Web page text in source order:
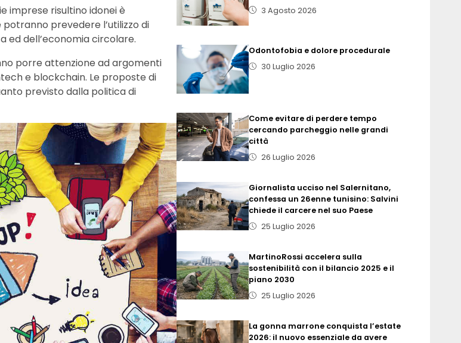
imprese risultino idonei è
potranno prevedere l’utilizzo di
ed dell’economia circolare.
porre attenzione ad argomenti
e blockchain. Le proposte di
previsto dalla politica di
3 Agosto 2026
Odontofobia e dolore procedurale
30 Luglio 2026
Come evitare di perdere tempo
cercando parcheggio nelle grandi
città
26 Luglio 2026
Giornalista ucciso nel Salernitano,
confessa un 26enne tunisino: Salvini
chiede il carcere nel suo Paese
25 Luglio 2026
MartinoRossi accelera sulla
sostenibilità con il bilancio 2025 e il
piano 2030
25 Luglio 2026
La gonna marrone conquista l’estate
2026: il nuovo essenziale da avere